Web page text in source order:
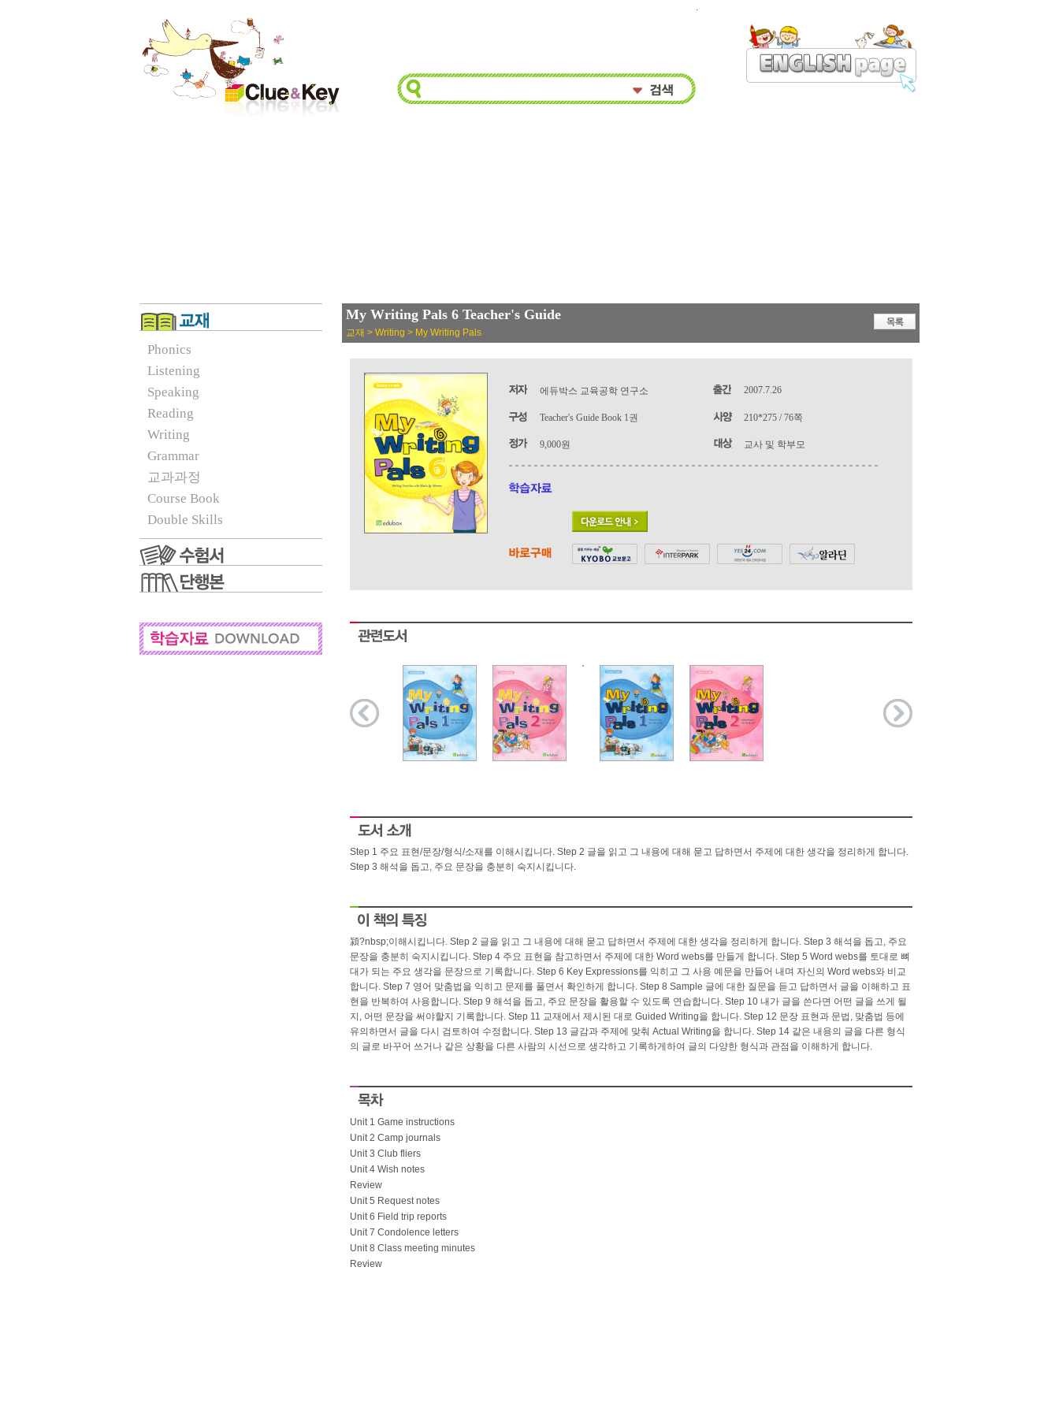
.
Phonics
Listening
Speaking
Reading
Writing
Grammar
교과과정
Course Book
Double Skills
My Writing Pals 6 Teacher's Guide
교재 > Writing > My Writing Pals
에듀박스 교육공학 연구소 2007.7.26
Teacher's Guide Book 1권 210*275 / 76쪽
9,000원 교사 및 학부모
Step 1 주요 표현/문장/형식/소재를 이해시킵니다. Step 2 글을 읽고 그 내용에 대해 묻고 답하면서 주제에 대한 생각을 정리하게 합니다.
Step 3 해석을 돕고, 주요 문장을 충분히 숙지시킵니다.
潁?nbsp;이해시킵니다. Step 2 글을 읽고 그 내용에 대해 묻고 답하면서 주제에 대한 생각을 정리하게 합니다. Step 3 해석을 돕고, 주요
문장을 충분히 숙지시킵니다. Step 4 주요 표현을 참고하면서 주제에 대한 Word webs를 만들게 합니다. Step 5 Word webs를 토대로 뼈
대가 되는 주요 생각을 문장으로 기록합니다. Step 6 Key Expressions를 익히고 그 사용 예문을 만들어 내며 자신의 Word webs와 비교
합니다. Step 7 영어 맞춤법을 익히고 문제를 풀면서 확인하게 합니다. Step 8 Sample 글에 대한 질문을 듣고 답하면서 글을 이해하고 표
현을 반복하여 사용합니다. Step 9 해석을 돕고, 주요 문장을 활용할 수 있도록 연습합니다. Step 10 내가 글을 쓴다면 어떤 글을 쓰게 될
지, 어떤 문장을 써야할지 기록합니다. Step 11 교재에서 제시된 대로 Guided Writing을 합니다. Step 12 문장 표현과 문법, 맞춤법 등에
유의하면서 글을 다시 검토하여 수정합니다. Step 13 글감과 주제에 맞춰 Actual Writing을 합니다. Step 14 같은 내용의 글을 다른 형식
의 글로 바꾸어 쓰거나 같은 상황을 다른 사람의 시선으로 생각하고 기록하게하여 글의 다양한 형식과 관점을 이해하게 합니다.
Unit 1 Game instructions
Unit 2 Camp journals
Unit 3 Club fliers
Unit 4 Wish notes
Review
Unit 5 Request notes
Unit 6 Field trip reports
Unit 7 Condolence letters
Unit 8 Class meeting minutes
Review